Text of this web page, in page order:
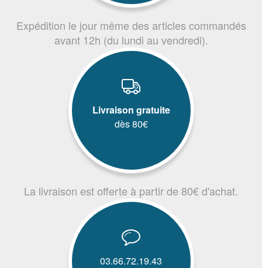
Expédition le jour même des articles commandés
avant 12h (du lundi au vendredi).
Livraison gratuite
dès 80€
La livraison est offerte à partir de 80€ d'achat.
03.66.72.19.43